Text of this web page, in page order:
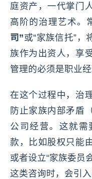
庭资产，一代掌门
高阶的治理艺术。
司”或“家族信托”，
族作为出资人，享
管理的必须是职业
在这个过程中，治
防止家族内部矛盾
公司经营。这就需
款，比如股权只能
或者设立“家族委员
这类咨询时，会引